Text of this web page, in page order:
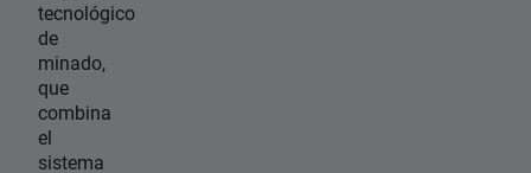
tecnológico
de
minado,
que
combina
el
sistema